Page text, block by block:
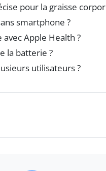
pour la graisse
smartphone ?
Apple Health ?
la batterie ?
utilisateurs ?